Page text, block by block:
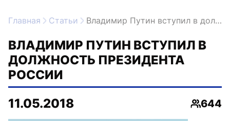
Главная Статьи Владимир Путин вступил в должность Президента России
ВЛАДИМИР ПУТИН ВСТУПИЛ В
ДОЛЖНОСТЬ ПРЕЗИДЕНТА
РОССИИ
11.05.2018
644